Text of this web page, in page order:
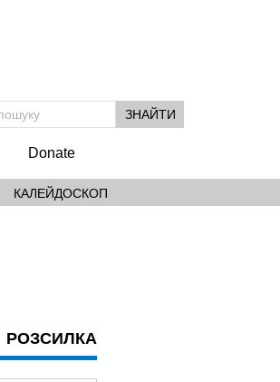
Donate
КАЛЕЙДОСКОП
РОЗСИЛКА